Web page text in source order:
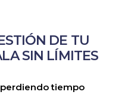
DE TU
SIN LÍMITES
perdiendo tiempo